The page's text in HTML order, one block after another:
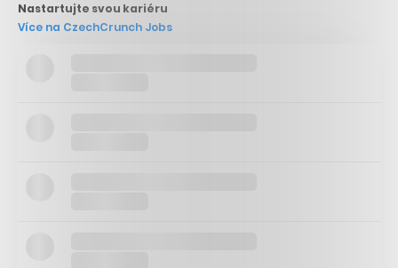
Nastartujte svou kariéru
Více na CzechCrunch Jobs